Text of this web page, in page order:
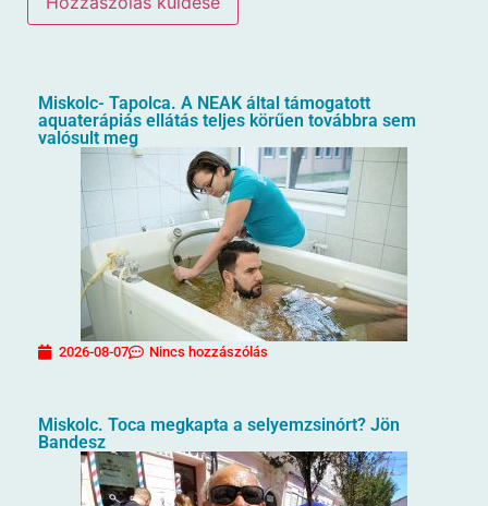
Miskolc- Tapolca. A NEAK által támogatott
aquaterápiás ellátás teljes körűen továbbra sem
valósult meg
2026-08-07 Nincs hozzászólás
Miskolc. Toca megkapta a selyemzsinórt? Jön
Bandesz